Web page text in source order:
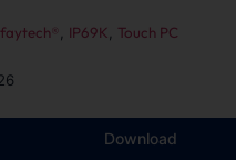
faytech® IP69K Touch PC
Download